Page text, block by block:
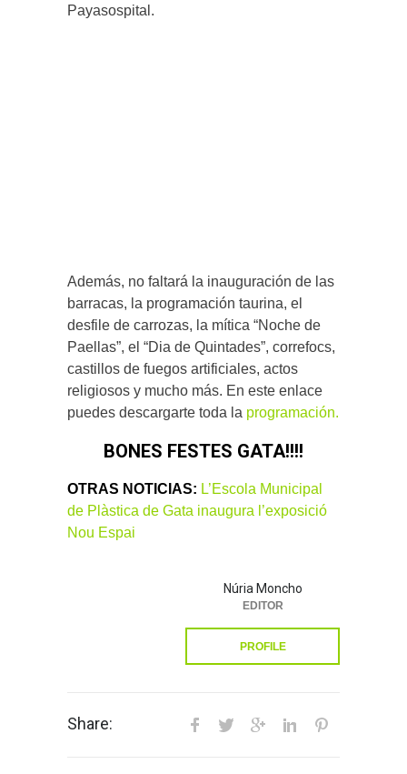
Payasospital.
Además, no faltará la inauguración de las
barracas, la programación taurina, el
desfile de carrozas, la mítica “Noche de
Paellas”, el “Dia de Quintades”, correfocs,
castillos de fuegos artificiales, actos
religiosos y mucho más. En este enlace
puedes descargarte toda la programación.
BONES FESTES GATA!!!!
OTRAS NOTICIAS: L’Escola Municipal
de Plàstica de Gata inaugura l’exposició
Nou Espai
Núria Moncho
EDITOR
PROFILE
Share: